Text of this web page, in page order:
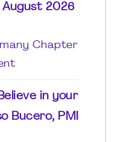
2026
Chapter
in your
Bucero, PMI